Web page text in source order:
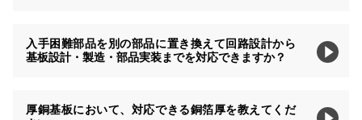
入手困難部品を別の部品に置き換えて回路設計から
基板設計・製造・部品実装までを対応できますか？
厚銅基板において、対応できる銅箔厚を教えてくだ